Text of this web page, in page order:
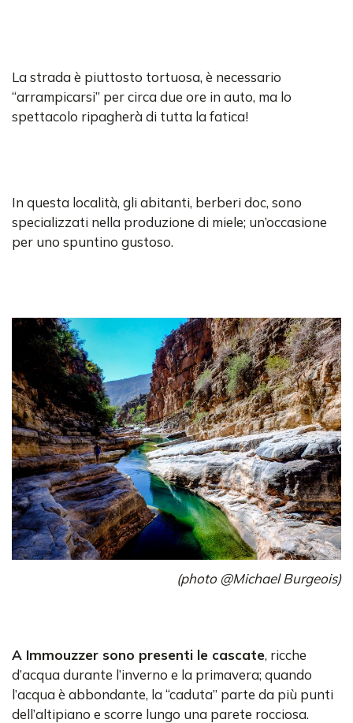
La strada è piuttosto tortuosa, è necessario
“arrampicarsi” per circa due ore in auto, ma lo
spettacolo ripagherà di tutta la fatica!
In questa località, gli abitanti, berberi doc, sono
specializzati nella produzione di miele; un’occasione
per uno spuntino gustoso.
(photo @Michael Burgeois)
A Immouzzer sono presenti le cascate, ricche
d’acqua durante l’inverno e la primavera; quando
l’acqua è abbondante, la “caduta” parte da più punti
dell’altipiano e scorre lungo una parete rocciosa.